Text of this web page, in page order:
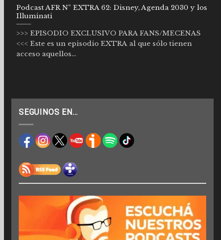
Podcast AFR Nº EXTRA 62: Disney, Agenda 2030 y los
Illuminati
>>> EPISODIO EXCLUSIVO PARA FANS/MECENAS
<<< Este es un episodio EXTRA al que sólo tienen
acceso aquellos...
SEGUINOS EN…